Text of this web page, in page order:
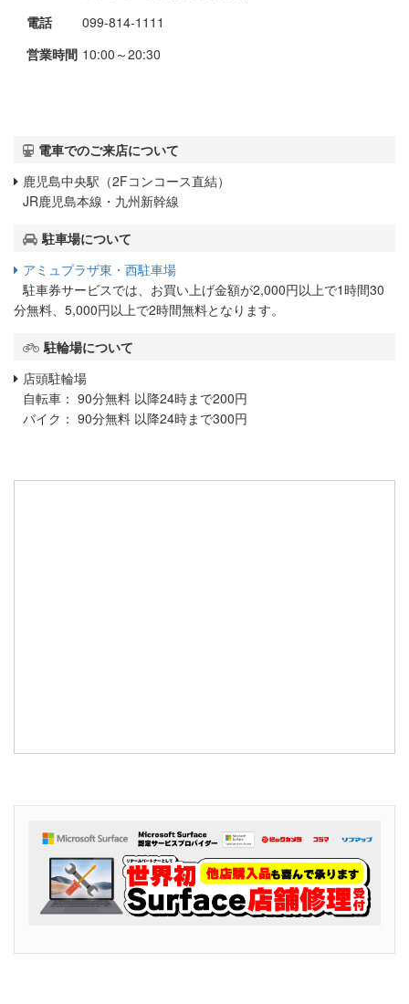
電話
099-814-1111
営業時間 10:00～20:30
電車でのご来店について
鹿児島中央駅（2Fコンコース直結）
JR鹿児島本線・九州新幹線
駐車場について
アミュプラザ東・西駐車場
駐車券サービスでは、お買い上げ金額が2,000円以上で1時間30
分無料、5,000円以上で2時間無料となります。
駐輪場について
店頭駐輪場
自転車： 90分無料 以降24時まで200円
バイク： 90分無料 以降24時まで300円